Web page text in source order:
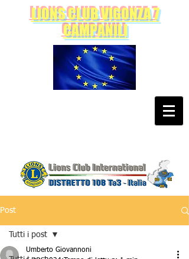
LIONS CLUB VIGONZA 7
CAMPANILI
Post
Tutti i post
Umberto Giovannoni